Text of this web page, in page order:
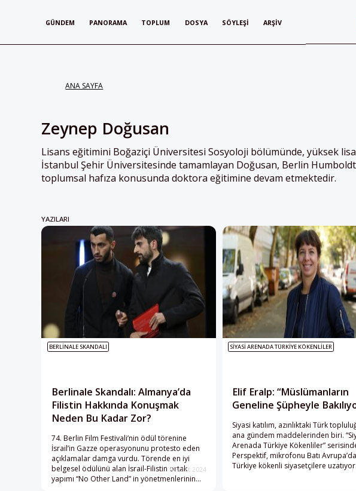
GÜNDEM PANORAMA TOPLUM DOSYA SÖYLEŞI ARŞIV
ANA SAYFA
Zeynep Doğusan
Lisans eğitimini Boğaziçi Üniversitesi Sosyoloji bölümünde, yüksek
İstanbul Şehir Üniversitesinde tamamlayan Doğusan, Berlin
toplumsal hafıza konusunda doktora eğitimine devam etmektedir.
YAZILARI
Berlinale Skandalı: Almanya’da
Filistin Hakkında Konuşmak
Neden Bu Kadar Zor?
74. Berlin Film Festivali’nin ödül törenine
İsrail’in Gazze operasyonunu protesto eden
açıklamalar damga vurdu. Törende en iyi
belgesel ödülünü alan İsrail-Filistin ortak
yapımı “No Other Land” in yönetmenlerinin
BERLINALE SKANDALI
6 Mart 2024
Elif Eralp: “Müslümanların
Geneline Şüpheyle
Siyasi katılım, azınlıktaki Türk
ana gündem maddelerinden biri.
Arenada Türkiye Kökenliler”
Perspektif, mikrofonu Batı
Türkiye kökenli siyasetçilere
SIYASI ARENADA TÜRKIYE KÖKENLILER
1